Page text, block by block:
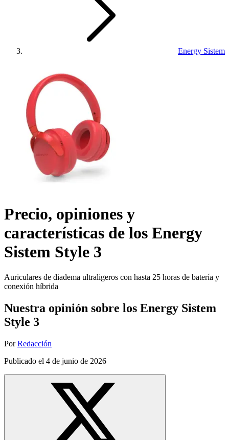
Energy Sistem
Precio, opiniones y
características de los Energy
Sistem Style 3
Auriculares de diadema ultraligeros con hasta 25 horas de batería y
conexión híbrida
Nuestra opinión sobre los Energy Sistem
Style 3
Por Redacción
Publicado el 4 de junio de 2026